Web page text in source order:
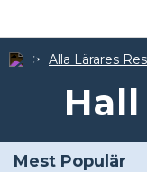
Alla Lärares
Mest Populär